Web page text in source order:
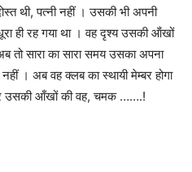
थी,पत्नी नहीं । उसकी भी अपनी
ही रह गया था । वह दृश्य उसकी ऑंखों
तो सारा का सारा समय उसका अपना
। अब वह क्लब का स्थायी मेम्बर होगा
उसकी आँखों की वह,चमक …….!